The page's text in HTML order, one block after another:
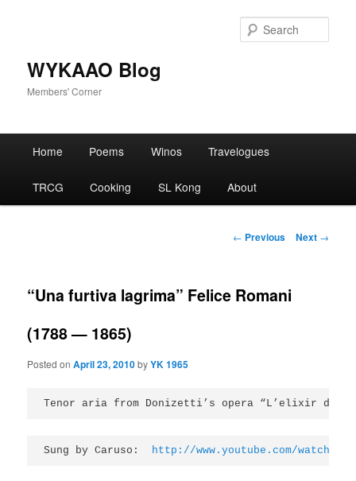
WYKAAO Blog
Members' Corner
Home Poems Winos Travelogues
TRCG Cooking SL Kong About
Post
← Previous Next →
“Una furtiva lagrima” Felice Romani
(1788 — 1865)
Posted onApril 23, 2010byYK 1965
Tenor aria from Donizetti’s opera “L’elixir
Sung by Caruso: http://www.youtube.com/